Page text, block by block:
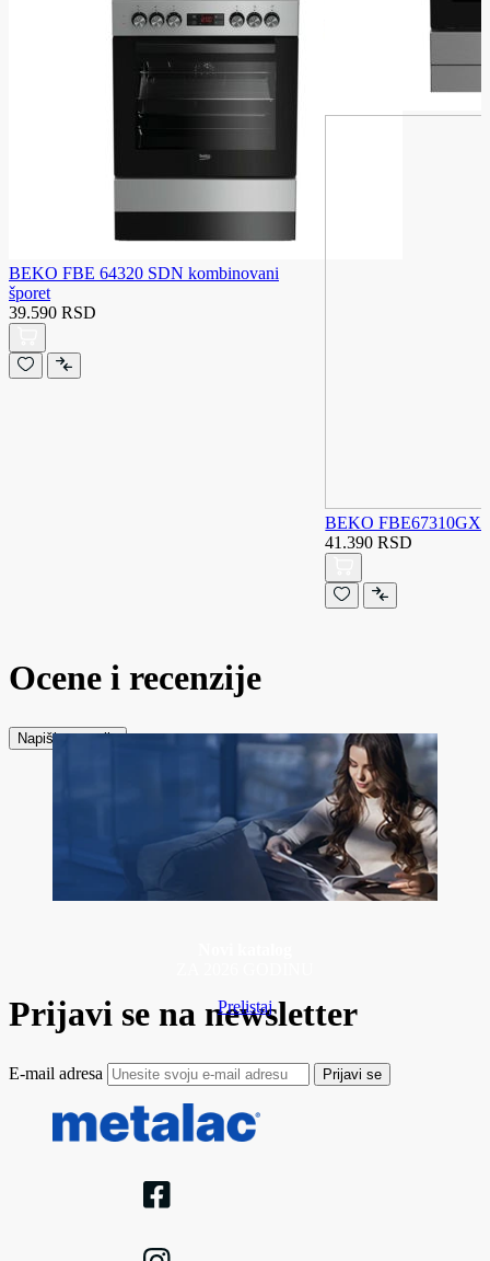
BEKO FBE 64320 SDN kombinovani
šporet
39.590 RSD
BEKO FBE67310GX
41.390 RSD
Ocene i recenzije
Napiši recenziju
Prelistaj
Prijavi se na newsletter
E-mail adresa Prijavi se